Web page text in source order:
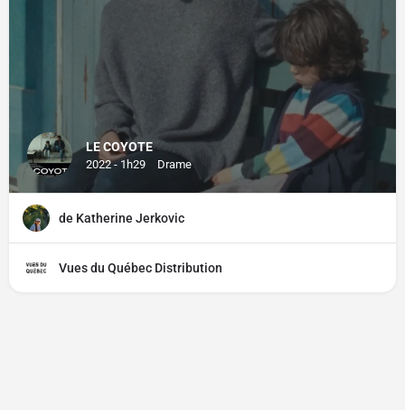
LE COYOTE
2022 - 1h29 Drame
de Katherine Jerkovic
Vues du Québec Distribution